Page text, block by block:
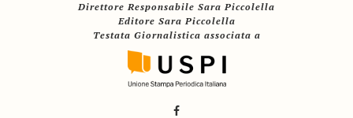
Direttore Responsabile Sara Piccolella
Editore Sara Piccolella
Testata Giornalistica associata a